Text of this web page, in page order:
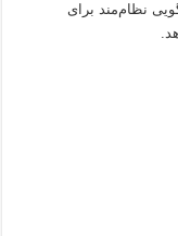
نظام‌مند برای